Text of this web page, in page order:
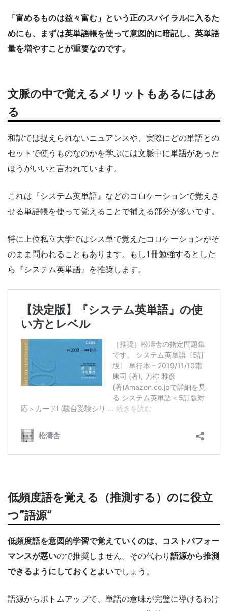
「富めるものは益々富む」という正のスパイラルに入るた
めにも、まずは英単語帳を使って意図的に暗記し、英単語
量を増やすことが重要なのです。
文脈の中で覚えるメリットもあるにはあ
る
和訳では捉えられないニュアンスや、実際にどの単語との
セットで使うものなのかを学ぶには文脈中に単語があった
ほうがいいと言われています。
これは『システム英単語』などのコロケーションで覚えさ
せる単語帳を使って覚えることで補える部分が多いです。
特に上位私立大学ではシス単で覚えたコロケーションがそ
のまま問われることもあります。もし1冊勉強するとした
ら『システム英単語』を推奨します。
低頻度語を覚える（推測する）のに役立
つ”語源”
低頻度語を意図的学習で覚えていくのは、コストパフォー
マンスが悪いので推奨しません。その代わり 語源から推測
できるようにしておくとよいでしょう。
語源からボトムアップで、単語の意味が完璧に導けるわけ